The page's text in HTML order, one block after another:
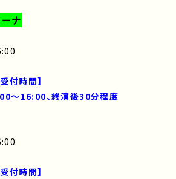
ナ
付時間】
〜16:00、終演後30分程度
付時間】